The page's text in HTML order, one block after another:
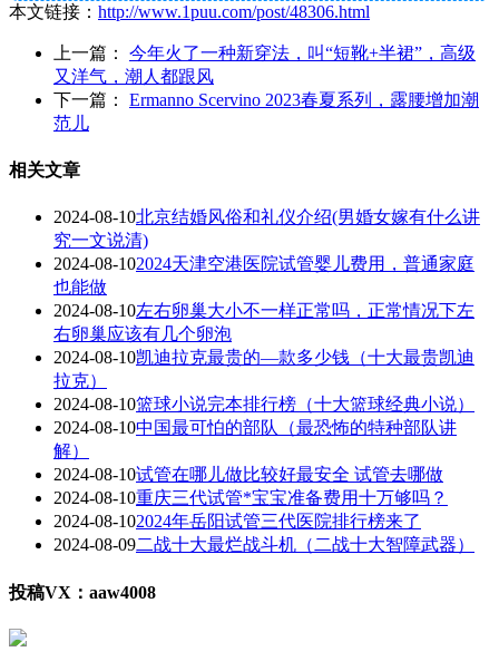
本文链接： http://www.1puu.com/post/48306.html
上一篇： 今年火了一种新穿法，叫“短靴+半裙”，高级
又洋气，潮人都跟风
下一篇： Ermanno Scervino 2023春夏系列，露腰增加潮
范儿
相关文章
2024-08-10北京结婚风俗和礼仪介绍(男婚女嫁有什么讲
究一文说清)
2024-08-102024天津空港医院试管婴儿费用，普通家庭
也能做
2024-08-10左右卵巢大小不一样正常吗，正常情况下左
右卵巢应该有几个卵泡
2024-08-10凯迪拉克最贵的—款多少钱（十大最贵凯迪
拉克）
2024-08-10篮球小说完本排行榜（十大篮球经典小说）
2024-08-10中国最可怕的部队（最恐怖的特种部队讲
解）
2024-08-10试管在哪儿做比较好最安全 试管去哪做
2024-08-10重庆三代试管*宝宝准备费用十万够吗？
2024-08-102024年岳阳试管三代医院排行榜来了
2024-08-09二战十大最烂战斗机（二战十大智障武器）
投稿VX：aaw4008